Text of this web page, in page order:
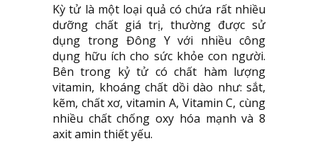
Kỳ tử là một loại quả có chứa rất nhiều
dưỡng chất giá trị, thường được sử
dụng trong Đông Y với nhiều công
dụng hữu ích cho sức khỏe con người.
Bên trong kỷ tử có chất hàm lượng
vitamin, khoáng chất dồi dào như: sắt,
kẽm, chất xơ, vitamin A, Vitamin C, cùng
nhiều chất chống oxy hóa mạnh và 8
axit amin thiết yếu.